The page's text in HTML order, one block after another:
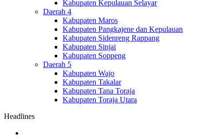
Kabupaten Kepulauan Selayar
Daerah 4
Kabupaten Maros
Kabupaten Pangkajene dan Kepulauan
Kabupaten Sidenreng Rappang
Kabupaten Sinjai
Kabupaten Soppeng
Daerah 5
Kabupaten Wajo
Kabupaten Takalar
Kabupaten Tana Toraja
Kabupaten Toraja Utara
Headlines